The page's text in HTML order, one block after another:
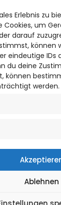
Erlebnis zu
Cookies, um
darauf
können
eindeutige IDs
du deine
können
werden.
Ablehnen
– 65